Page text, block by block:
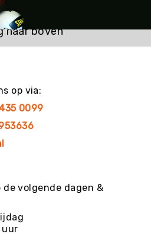
naar boven
op via:
0099
de volgende dagen &
uur